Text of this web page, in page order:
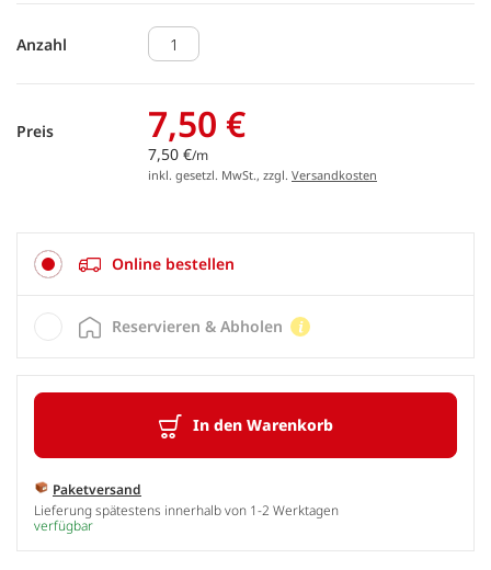
Anzahl
Preis 7,50 €
7,50 €/m
inkl. gesetzl. MwSt., zzgl. Versandkosten
Online bestellen
In den Warenkorb
Paketversand
Lieferung spätestens innerhalb von 1-2 Werktagen
verfügbar
Reservieren & Abholen